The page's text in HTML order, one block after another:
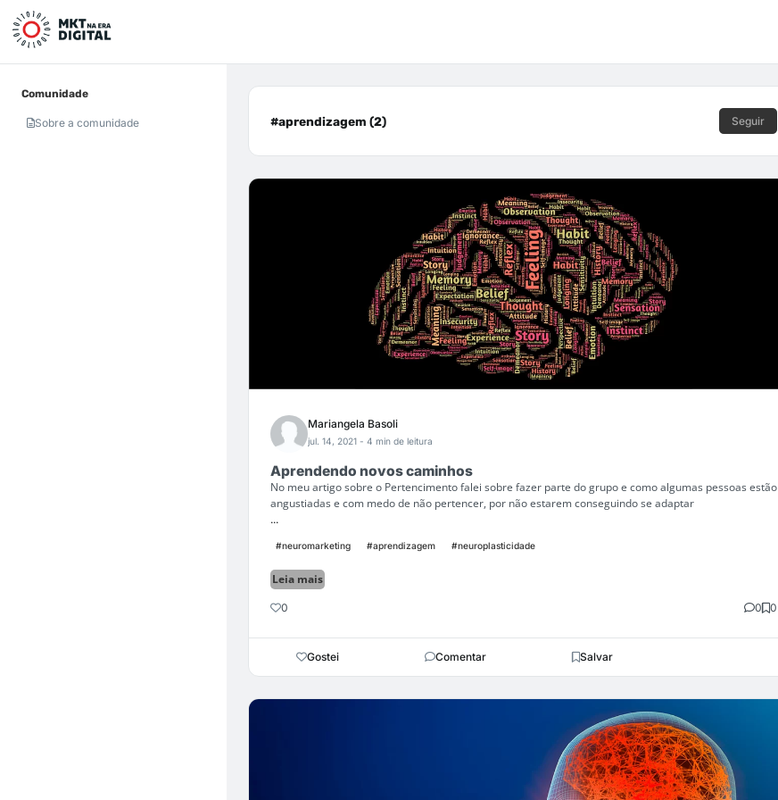
Comunidade
Sobre a comunidade #aprendizagem (2) Seguir
Mariangela Basoli
jul. 14, 2021 - 4 min de leitura
Aprendendo novos caminhos
No meu artigo sobre o Pertencimento falei sobre fazer parte do grupo e como algumas pessoas estão
angustiadas e com medo de não pertencer, por não estarem conseguindo se adaptar
...
#neuromarketing #aprendizagem #neuroplasticidade
Leia mais
0 0 0
Gostei Comentar Salvar